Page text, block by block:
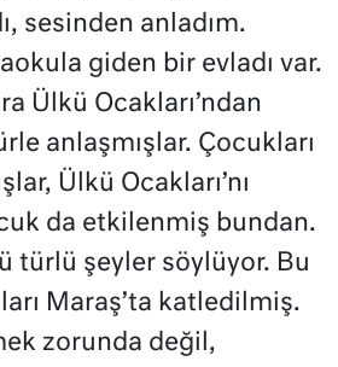
sesinden anladım.
giden bir evladı var.
Ülkü Ocakları’ndan
anlaşmışlar. Çocukları
Ülkü Ocakları’nı
da etkilenmiş bundan.
türlü şeyler söylüyor. Bu
Maraş’ta katledilmiş.
zorunda değil,